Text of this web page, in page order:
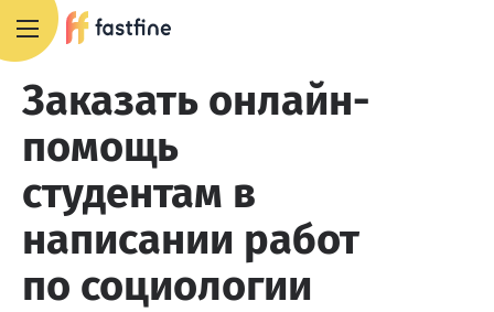
Заказать онлайн-
помощь
студентам в
написании работ
по социологии